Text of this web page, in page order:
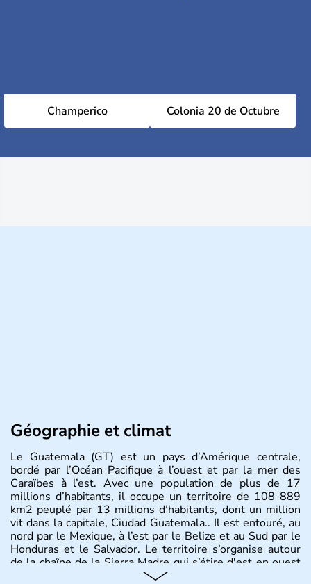
Champerico Colonia 20 de Octubre
Géographie et climat
Le Guatemala (GT) est un pays d’Amérique centrale,
bordé par l’Océan Pacifique à l’ouest et par la mer des
Caraïbes à l’est. Avec une population de plus de 17
millions d’habitants, il occupe un territoire de 108 889
km2 peuplé par 13 millions d’habitants, dont un million
vit dans la capitale, Ciudad Guatemala.. Il est entouré, au
nord par le Mexique, à l’est par le Belize et au Sud par le
Honduras et le Salvador. Le territoire s’organise autour
de la chaîne de la Sierra Madre qui s’étire d'est en ouest
et culmine à 4211m au Mont Tajumulco,et se structure